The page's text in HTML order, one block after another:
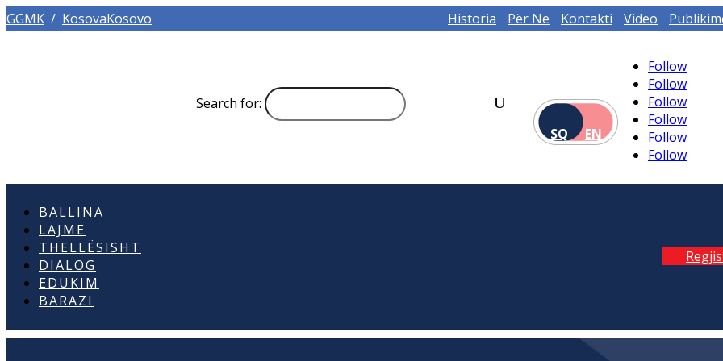
GGMK / KosovaKosovo Historia Për Ne Kontakti Video
Search for:
SQ
EN
Follow
Follow
Follow
Follow
Follow
Follow
BALLINA
LAJME
THELLËSISHT
DIALOG
EDUKIM
BARAZI